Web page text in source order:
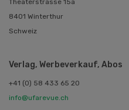
8401 Winterthur
Schweiz
Verlag, Werbeverkauf, Abos
+41 (0) 58 433 65 20
info@ufarevue.ch